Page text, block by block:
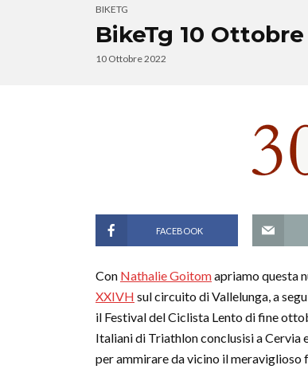
BIKETG
BikeTg 10
10 Ottobre 2022
FACEBOOK
Con Nathalie Goitomapriamo questa
XXIVH sul circuito di Vallelunga, a
il Festival del Ciclista Lento di fine
Italiani di Triathlon conclusisi a Cervia
per ammirare da vicino il meraviglioso